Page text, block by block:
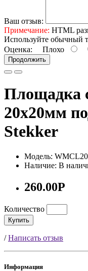
Ваш отзыв:
Примечание: HTML
Используйте обычный
Оценка: Плохо
Продолжить
Площадка
20х20мм
Stekker
Модель:
Наличие: В
260.00Р
Количество
Купить
/Написать отзыв
Информация